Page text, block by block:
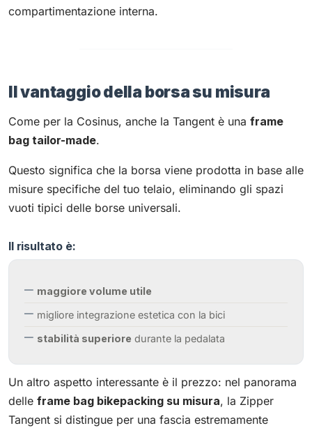
compartimentazione interna.
Il vantaggio della borsa su misura
Come per la Cosinus, anche la Tangent è una frame
bag tailor-made.
Questo significa che la borsa viene prodotta in base alle
misure specifiche del tuo telaio, eliminando gli spazi
vuoti tipici delle borse universali.
Il risultato è:
maggiore volume utile
migliore integrazione estetica con la bici
stabilità superiore durante la pedalata
Un altro aspetto interessante è il prezzo: nel panorama
delle frame bag bikepacking su misura, la Zipper
Tangent si distingue per una fascia estremamente